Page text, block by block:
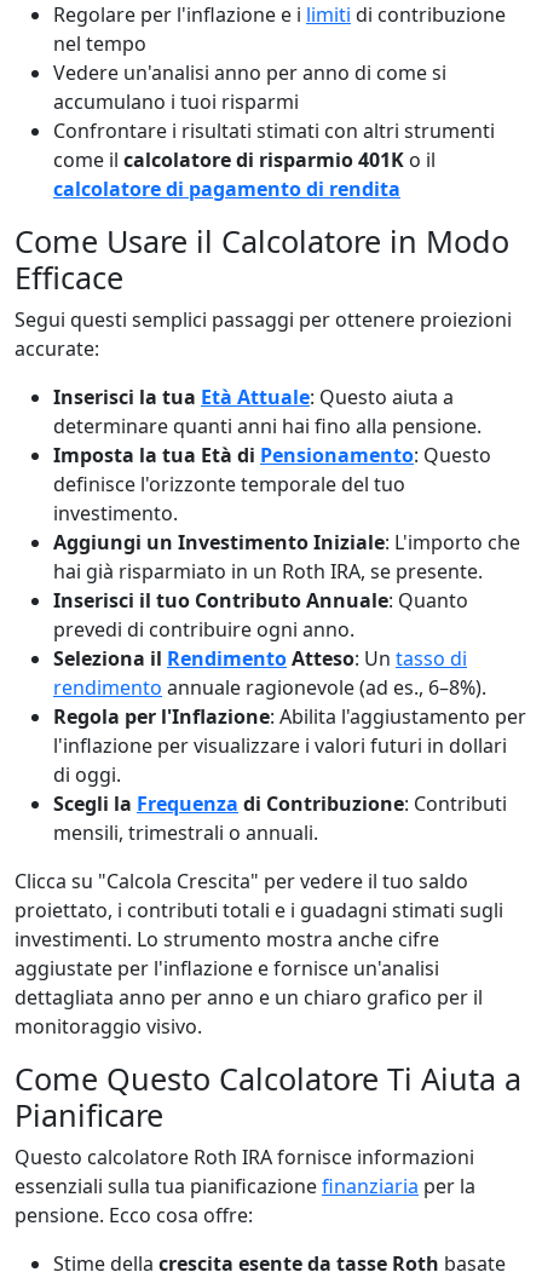
Regolare per l'inflazione e i limiti di contribuzione
nel tempo
Vedere un'analisi anno per anno di come si
accumulano i tuoi risparmi
Confrontare i risultati stimati con altri strumenti
come il calcolatore di risparmio 401K o il
calcolatore di pagamento di rendita
Come Usare il Calcolatore in Modo
Efficace
Segui questi semplici passaggi per ottenere proiezioni
accurate:
Inserisci la tua Età Attuale: Questo aiuta a
determinare quanti anni hai fino alla pensione.
Imposta la tua Età di Pensionamento: Questo
definisce l'orizzonte temporale del tuo
investimento.
Aggiungi un Investimento Iniziale: L'importo che
hai già risparmiato in un Roth IRA, se presente.
Inserisci il tuo Contributo Annuale: Quanto
prevedi di contribuire ogni anno.
Seleziona il RendimentoAtteso: Un tasso di
rendimento annuale ragionevole (ad es., 6–8%).
Regola per l'Inflazione: Abilita l'aggiustamento per
l'inflazione per visualizzare i valori futuri in dollari
di oggi.
Scegli la Frequenza di Contribuzione: Contributi
mensili, trimestrali o annuali.
Clicca su "Calcola Crescita" per vedere il tuo saldo
proiettato, i contributi totali e i guadagni stimati sugli
investimenti. Lo strumento mostra anche cifre
aggiustate per l'inflazione e fornisce un'analisi
dettagliata anno per anno e un chiaro grafico per il
monitoraggio visivo.
Come Questo Calcolatore Ti Aiuta a
Pianificare
Questo calcolatore Roth IRA fornisce informazioni
essenziali sulla tua pianificazionefinanziaria per la
pensione. Ecco cosa offre:
Stime della crescita esente da tasse Roth basate